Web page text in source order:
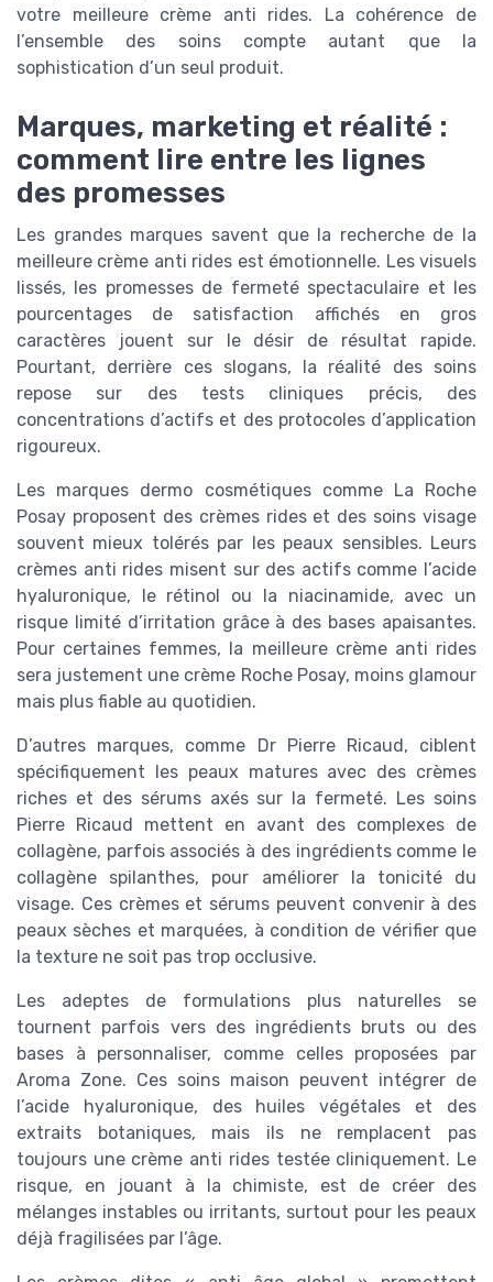
votre meilleure crème anti rides. La cohérence de
l’ensemble des soins compte autant que la
sophistication d’un seul produit.
Marques, marketing et réalité :
comment lire entre les lignes
des promesses
Les grandes marques savent que la recherche de la
meilleure crème anti rides est émotionnelle. Les visuels
lissés, les promesses de fermeté spectaculaire et les
pourcentages de satisfaction affichés en gros
caractères jouent sur le désir de résultat rapide.
Pourtant, derrière ces slogans, la réalité des soins
repose sur des tests cliniques précis, des
concentrations d’actifs et des protocoles d’application
rigoureux.
Les marques dermo cosmétiques comme La Roche
Posay proposent des crèmes rides et des soins visage
souvent mieux tolérés par les peaux sensibles. Leurs
crèmes anti rides misent sur des actifs comme l’acide
hyaluronique, le rétinol ou la niacinamide, avec un
risque limité d’irritation grâce à des bases apaisantes.
Pour certaines femmes, la meilleure crème anti rides
sera justement une crème Roche Posay, moins glamour
mais plus fiable au quotidien.
D’autres marques, comme Dr Pierre Ricaud, ciblent
spécifiquement les peaux matures avec des crèmes
riches et des sérums axés sur la fermeté. Les soins
Pierre Ricaud mettent en avant des complexes de
collagène, parfois associés à des ingrédients comme le
collagène spilanthes, pour améliorer la tonicité du
visage. Ces crèmes et sérums peuvent convenir à des
peaux sèches et marquées, à condition de vérifier que
la texture ne soit pas trop occlusive.
Les adeptes de formulations plus naturelles se
tournent parfois vers des ingrédients bruts ou des
bases à personnaliser, comme celles proposées par
Aroma Zone. Ces soins maison peuvent intégrer de
l’acide hyaluronique, des huiles végétales et des
extraits botaniques, mais ils ne remplacent pas
toujours une crème anti rides testée cliniquement. Le
risque, en jouant à la chimiste, est de créer des
mélanges instables ou irritants, surtout pour les peaux
déjà fragilisées par l’âge.